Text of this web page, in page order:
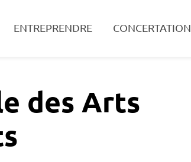
ENTREPRENDRE CONCERTATION
des Arts